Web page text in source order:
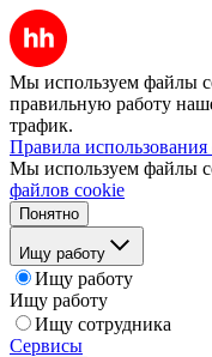
Мы используем файлы
правильную работу
трафик.
Правила
Мы используем файлы
файлов cookie
Понятно
Ищу работу
Ищу работу
Ищу работу
Ищу сотрудника
Сервисы